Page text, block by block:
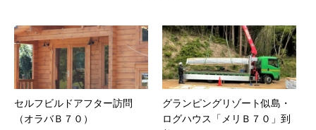
セルフビルドアフター訪問
（オラバＢ７０）
グランピングリゾート似島・
ログハウス「メリＢ７０」到